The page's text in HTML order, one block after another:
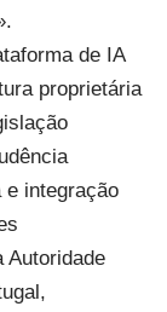
de IA
proprietária
e integração
Autoridade